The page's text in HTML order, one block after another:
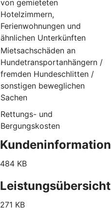
von gemieteten
Hotelzimmern,
Ferienwohnungen und
ähnlichen Unterkünften
Mietsachschäden an
Hundetransportanhängern /
fremden Hundeschlitten /
sonstigen beweglichen
Sachen
Rettungs- und
Bergungskosten
Kundeninformation
484 KB
Leistungsübersicht
271 KB